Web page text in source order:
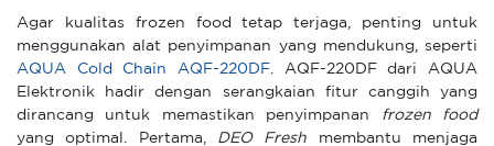
Agar kualitas frozen food tetap terjaga, penting untuk
menggunakan alat penyimpanan yang mendukung, seperti
AQUA Cold Chain AQF-220DF . AQF-220DF dari AQUA
Elektronik hadir dengan serangkaian fitur canggih yang
dirancang untuk memastikan penyimpanan
frozen food
yang optimal. Pertama, DEO Fresh membantu menjaga